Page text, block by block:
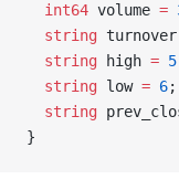
  int64
volume =
  string
turnover
  string
high = 5
  string
low = 6;
  string
}